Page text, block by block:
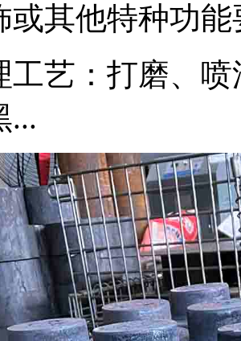
或其他特种功能
工艺：打磨、
...